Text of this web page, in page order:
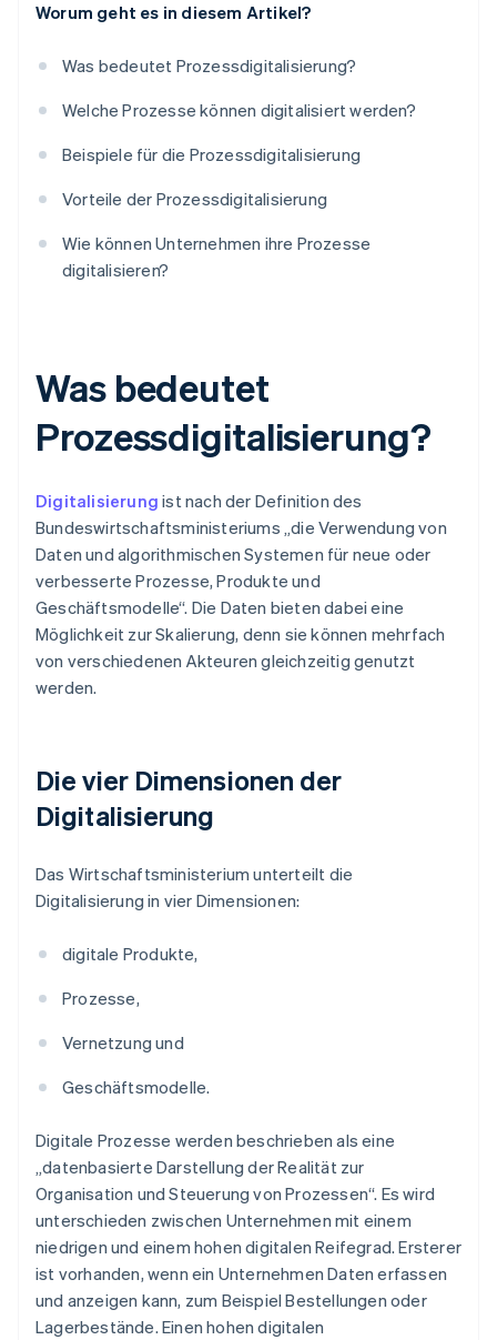
Worum geht es in diesem Artikel?
Was bedeutet Prozessdigitalisierung?
Welche Prozesse können digitalisiert werden?
Beispiele für die Prozessdigitalisierung
Vorteile der Prozessdigitalisierung
Wie können Unternehmen ihre Prozesse
digitalisieren?
Was bedeutet
Prozessdigitalisierung?
Digitalisierung ist nach der Definition des
Bundeswirtschaftsministeriums „die Verwendung von
Daten und algorithmischen Systemen für neue oder
verbesserte Prozesse, Produkte und
Geschäftsmodelle“. Die Daten bieten dabei eine
Möglichkeit zur Skalierung, denn sie können mehrfach
von verschiedenen Akteuren gleichzeitig genutzt
werden.
Die vier Dimensionen der
Digitalisierung
Das Wirtschaftsministerium unterteilt die
Digitalisierung in vier Dimensionen:
digitale Produkte,
Prozesse,
Vernetzung und
Geschäftsmodelle.
Digitale Prozesse werden beschrieben als eine
„datenbasierte Darstellung der Realität zur
Organisation und Steuerung von Prozessen“. Es wird
unterschieden zwischen Unternehmen mit einem
niedrigen und einem hohen digitalen Reifegrad. Ersterer
ist vorhanden, wenn ein Unternehmen Daten erfassen
und anzeigen kann, zum Beispiel Bestellungen oder
Lagerbestände. Einen hohen digitalen